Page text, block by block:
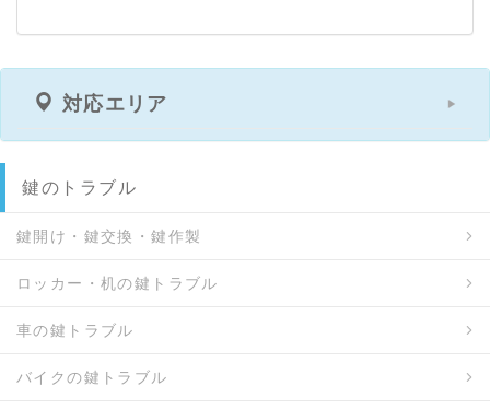
対応エリア
鍵のトラブル
鍵開け・鍵交換・鍵作製
ロッカー・机の鍵トラブル
車の鍵トラブル
バイクの鍵トラブル